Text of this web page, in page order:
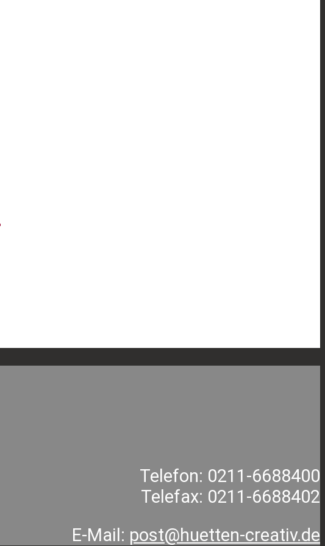
Telefon: 0211-6688400
Telefax: 0211-6688402
E-Mail: post@huetten-creativ.de